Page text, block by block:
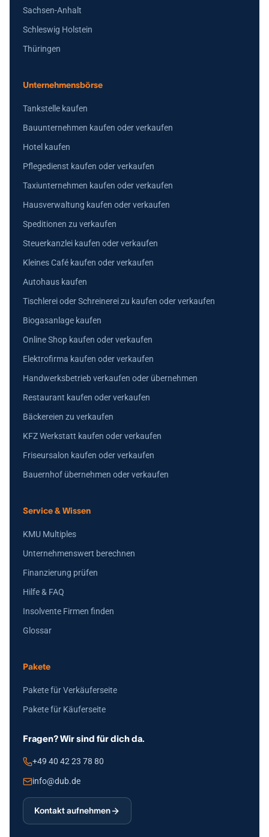
Sachsen-Anhalt
Schleswig Holstein
Thüringen
Unternehmensbörse
Tankstelle kaufen
Bauunternehmen kaufen oder verkaufen
Hotel kaufen
Pflegedienst kaufen oder verkaufen
Taxiunternehmen kaufen oder verkaufen
Hausverwaltung kaufen oder verkaufen
Speditionen zu verkaufen
Steuerkanzlei kaufen oder verkaufen
Kleines Café kaufen oder verkaufen
Autohaus kaufen
Tischlerei oder Schreinerei zu kaufen oder verkaufen
Biogasanlage kaufen
Online Shop kaufen oder verkaufen
Elektrofirma kaufen oder verkaufen
Handwerksbetrieb verkaufen oder übernehmen
Restaurant kaufen oder verkaufen
Bäckereien zu verkaufen
KFZ Werkstatt kaufen oder verkaufen
Friseursalon kaufen oder verkaufen
Bauernhof übernehmen oder verkaufen
Service & Wissen
KMU Multiples
Unternehmenswert berechnen
Finanzierung prüfen
Hilfe & FAQ
Insolvente Firmen finden
Glossar
Pakete
Pakete für Verkäuferseite
Pakete für Käuferseite
Fragen? Wir sind für dich da.
+49 40 42 23 78 80
info@dub.de
Kontakt aufnehmen